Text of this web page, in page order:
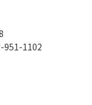
951-1102